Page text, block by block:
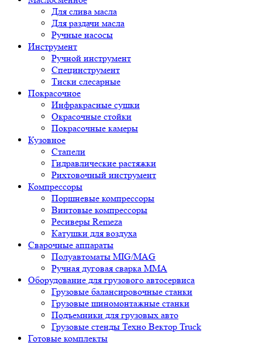
Для слива масла
Для раздачи масла
Ручные насосы
Инструмент
Ручной инструмент
Специнструмент
Тиски слесарные
Покрасочное
Инфракрасные сушки
Окрасочные стойки
Покрасочные камеры
Кузовное
Стапели
Гидравлические растяжки
Рихтовочный инструмент
Компрессоры
Поршневые компрессоры
Винтовые компрессоры
Ресиверы Remeza
Катушки для воздуха
Сварочные аппараты
Полуавтоматы MIG/MAG
Ручная дуговая сварка ММА
Оборудование для грузового автосервиса
Грузовые балансировочные станки
Грузовые шиномонтажные станки
Подъемники для грузовых авто
Грузовые стенды Техно Вектор Truck
Готовые комплекты